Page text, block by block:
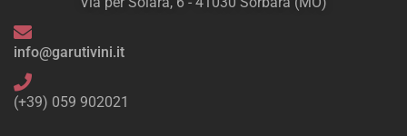
info@garutivini.it
(+39) 059 902021